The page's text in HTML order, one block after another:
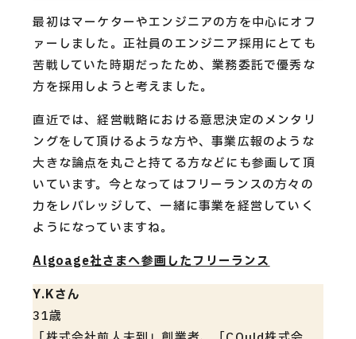
最初はマーケターやエンジニアの方を中心にオフ
ァーしました。正社員のエンジニア採用にとても
苦戦していた時期だったため、業務委託で優秀な
方を採用しようと考えました。
直近では、経営戦略における意思決定のメンタリ
ングをして頂けるような方や、事業広報のような
大きな論点を丸ごと持てる方などにも参画して頂
いています。今となってはフリーランスの方々の
力をレバレッジして、一緒に事業を経営していく
ようになっていますね。
Algoage社さまへ参画したフリーランス
Y.Kさん
31歳